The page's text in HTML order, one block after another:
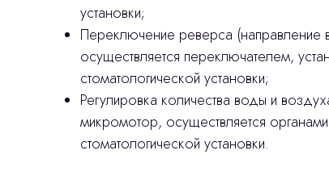
установки;
Переключение реверса
осуществляется переключателем,
стоматологической установки;
Регулировка количества воды и
микромотор, осуществляется
стоматологической установки.